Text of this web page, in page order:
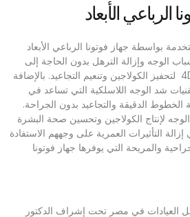
الرباعي الأبعاد
بواسطة جهاز فوتونا الرباعي الأبعاد
الوجه وإزالة الترهل بدون الحاجة إلى
جراحة. يعمل الليزر فوتونا 4D لتحفيز الكولاجين وتنعيم التجاعيد. بالإضافة
شد الوجه اللاسلكية التي تساعد في
الدقيقة والتجاعيد بدون الجراحة.
لإنتاج الكولاجين وتحسين صحة البشرة
التأثيرات العمرية على وجههم الاستفادة
والمريحة التي يوفرها جهاز فوتونا
العيادات في مصر تحت إشراف الدكتور